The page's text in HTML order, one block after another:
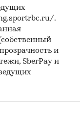
выгрузка
показывают
.
и
SberPay и